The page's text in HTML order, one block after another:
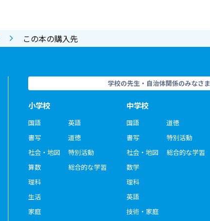
この本の購入先
学校の先生・自治体関係のみなさま
小学校
国語
書写
社会・地図
算数
理科
生活
家庭
英語
道徳
特別活動
総合的な学習
中学校
国語
書写
社会・地図
数学
理科
英語
技術・家庭
道徳
特別活動
総合的な学習